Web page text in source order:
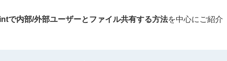
で内部/外部ユーザーとファイル共有する方法を中心にご紹介